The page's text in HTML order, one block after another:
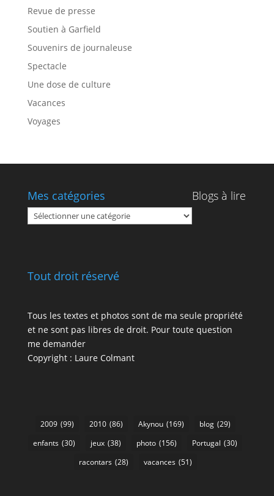
Revue de presse
Soutien à Garfield
Souvenirs de journaleuse
Spectacle
Une dose de culture
Vacances
Voyages
Mes catégories
Mes
catégories
Blogs à lire
Tout droit réservé
Tous les textes et photos sont de ma seule propriété
et ne sont pas libres de droit. Pour toute question
me demander
Copyright : Laure Colmant
2009 (99) 2010 (86) Akynou (169) blog (29)
enfants (30) jeux (38) photo (156) Portugal (30)
racontars (28) vacances (51)